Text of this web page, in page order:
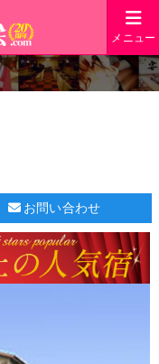
メニュー
お問い合わせ